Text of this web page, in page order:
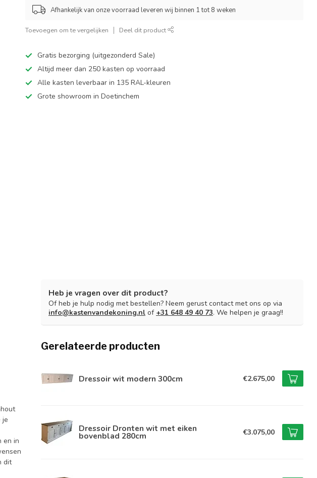
Afhankelijk van onze voorraad leveren wij binnen 1 tot 8 weken
Toevoegen om te vergelijken Deel dit product
Gratis bezorging (uitgezonderd Sale)
Altijd meer dan 250 kasten op voorraad
Alle kasten leverbaar in 135 RAL-kleuren
Grote showroom in Doetinchem
je
en in
dit
Heb je vragen over dit product?
Of heb je hulp nodig met bestellen? Neem gerust contact met ons op via
info@kastenvandekoning.nl of +31 648 49 40 73. We helpen je graag!!
Gerelateerde producten
Dressoir wit modern 300cm €2.675,00
Dressoir Dronten wit met eiken
bovenblad 280cm €3.075,00